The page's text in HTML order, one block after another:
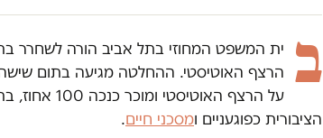
ב הרצף האוטיסטי. ההחלטה מגיעה בתום
על הרצף
הציבורית כפוגעניים ומסכני חיים.